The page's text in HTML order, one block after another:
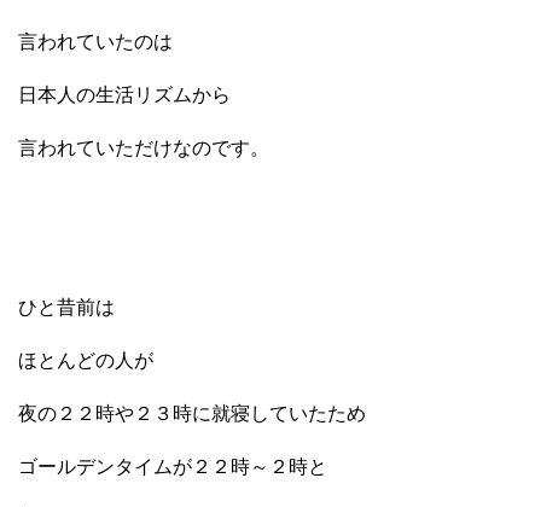
言われていたのは
日本人の生活リズムから
言われていただけなのです。
ひと昔前は
ほとんどの人が
夜の２２時や２３時に就寝していたため
ゴールデンタイムが２２時～２時と